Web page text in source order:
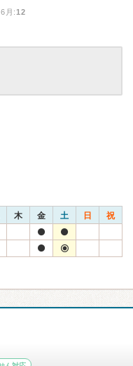
:12
木 金 土 日 祝